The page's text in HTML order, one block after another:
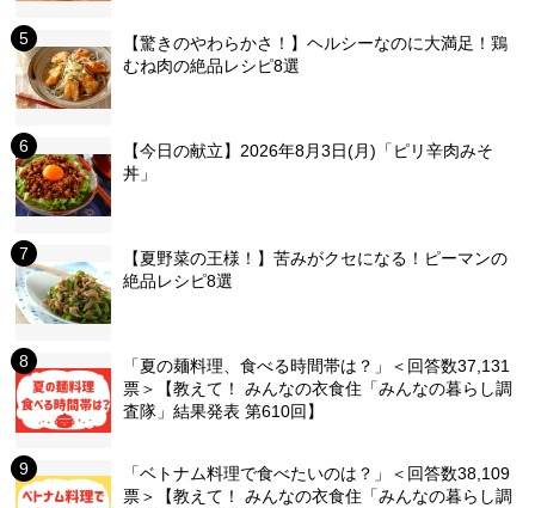
【驚きのやわらかさ！】ヘルシーなのに大満足！鶏
むね肉の絶品レシピ8選
【今日の献立】2026年8月3日(月)「ピリ辛肉みそ
丼」
【夏野菜の王様！】苦みがクセになる！ピーマンの
絶品レシピ8選
「夏の麺料理、食べる時間帯は？」＜回答数37,131
票＞【教えて！ みんなの衣食住「みんなの暮らし調
査隊」結果発表 第610回】
「ベトナム料理で食べたいのは？」＜回答数38,109
票＞【教えて！ みんなの衣食住「みんなの暮らし調